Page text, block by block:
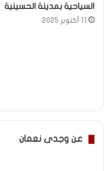
السياحية بمدينة الحسينية
11 أكتوبر 2025
عن وجدى نعمان